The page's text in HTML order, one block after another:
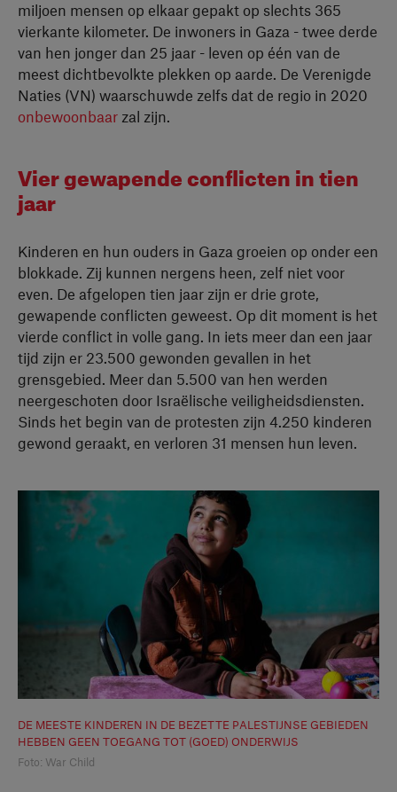
miljoen mensen op elkaar gepakt op slechts 365
vierkante kilometer. De inwoners in Gaza - twee derde
van hen jonger dan 25 jaar - leven op één van de
meest dichtbevolkte plekken op aarde. De Verenigde
Naties (VN) waarschuwde zelfs dat de regio in 2020
onbewoonbaar zal zijn.
Vier gewapende conflicten in tien
jaar
Kinderen en hun ouders in Gaza groeien op onder een
blokkade. Zij kunnen nergens heen, zelf niet voor
even. De afgelopen tien jaar zijn er drie grote,
gewapende conflicten geweest. Op dit moment is het
vierde conflict in volle gang. In iets meer dan een jaar
tijd zijn er 23.500 gewonden gevallen in het
grensgebied. Meer dan 5.500 van hen werden
neergeschoten door Israëlische veiligheidsdiensten.
Sinds het begin van de protesten zijn 4.250 kinderen
gewond geraakt, en verloren 31 mensen hun leven.
DE MEESTE KINDEREN IN DE BEZETTE PALESTIJNSE GEBIEDEN
HEBBEN GEEN TOEGANG TOT (GOED) ONDERWIJS
Foto: War Child